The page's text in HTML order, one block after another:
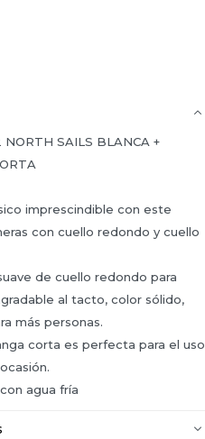
NORTH SAILS BLANCA +
imprescindible con este
con cuello redondo y cuello
de cuello redondo para
al tacto, color sólido,
más personas.
corta es perfecta para el uso
agua fría